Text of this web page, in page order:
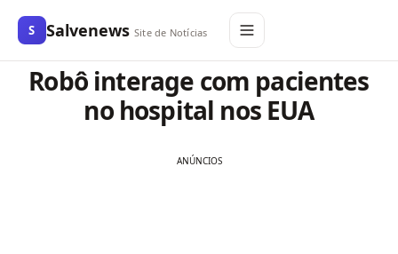
S Salvenews Site de Notícias
Robô interage com pacientes
no hospital nos EUA
ANÚNCIOS